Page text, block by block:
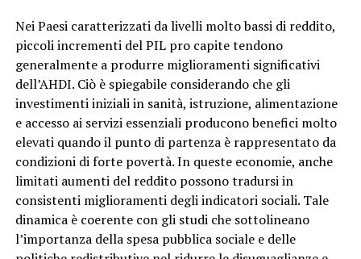
Nei Paesi caratterizzati da livelli molto bassi di reddito,
piccoli incrementi del PIL pro capite tendono
generalmente a produrre miglioramenti significativi
dell’AHDI. Ciò è spiegabile considerando che gli
investimenti iniziali in sanità, istruzione, alimentazione
e accesso ai servizi essenziali producono benefici molto
elevati quando il punto di partenza è rappresentato da
condizioni di forte povertà. In queste economie, anche
limitati aumenti del reddito possono tradursi in
consistenti miglioramenti degli indicatori sociali. Tale
dinamica è coerente con gli studi che sottolineano
l’importanza della spesa pubblica sociale e delle